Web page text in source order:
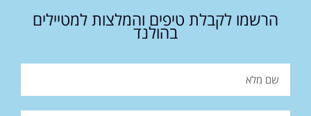
הרשמו לקבלת טיפים והמלצות למטיילים
בהולנד